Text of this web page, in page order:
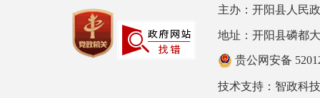
校毕业生
城乡劳动
村实用人
3.拟订
主办：开阳县人民
地址：开阳县磷都
贵公网安备
技术支持： 智政科